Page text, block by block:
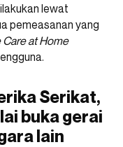
lewat
pemeasanan yang
Care at Home
Serikat,
buka gerai
lain